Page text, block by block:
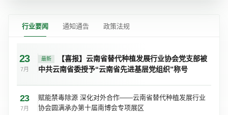
行业要闻 通知通告 政策法规
23
7月
最新
【喜报】云南省替代种植发展行业协会党支部被
中共云南省委授予“云南省先进基层党组织”称号
23
7月
赋能禁毒除源 深化对外合作——云南省替代种植发展行业
协会圆满承办第十届南博会专项展区